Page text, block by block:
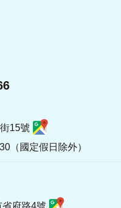
15號
（國定假日除外）
府路4號